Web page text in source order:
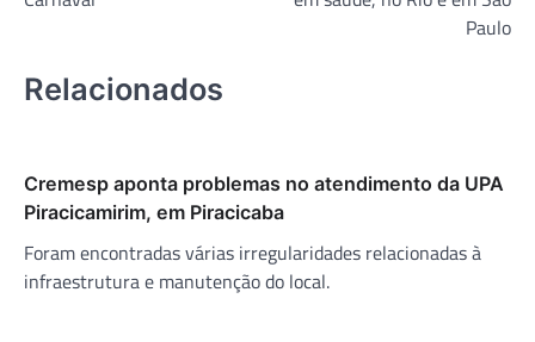
Paulo
Relacionados
Cremesp aponta problemas no atendimento da UPA
Piracicamirim, em Piracicaba
Foram encontradas várias irregularidades relacionadas à
infraestrutura e manutenção do local.